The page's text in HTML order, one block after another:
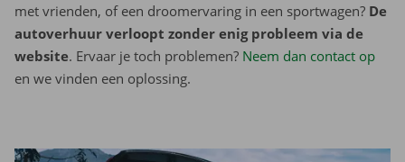
met vrienden, of een droomervaring in een sportwagen? De
autoverhuur verloopt zonder enig probleem via de
website. Ervaar je toch problemen? Neem dan contact op
en we vinden een oplossing.